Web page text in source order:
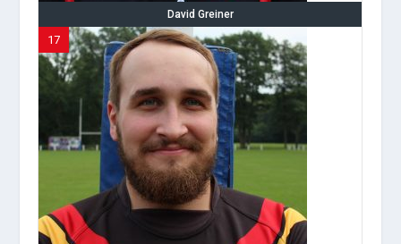
David Greiner
17